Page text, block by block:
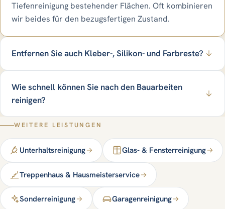
Tiefenreinigung bestehender Flächen. Oft kombinieren
wir beides für den bezugsfertigen Zustand.
Entfernen Sie auch Kleber-, Silikon- und Farbreste?
Wie schnell können Sie nach den Bauarbeiten
reinigen?
WEITERE LEISTUNGEN
Unterhaltsreinigung Glas- & Fensterreinigung
Treppenhaus & Hausmeisterservice
Sonderreinigung Garagenreinigung